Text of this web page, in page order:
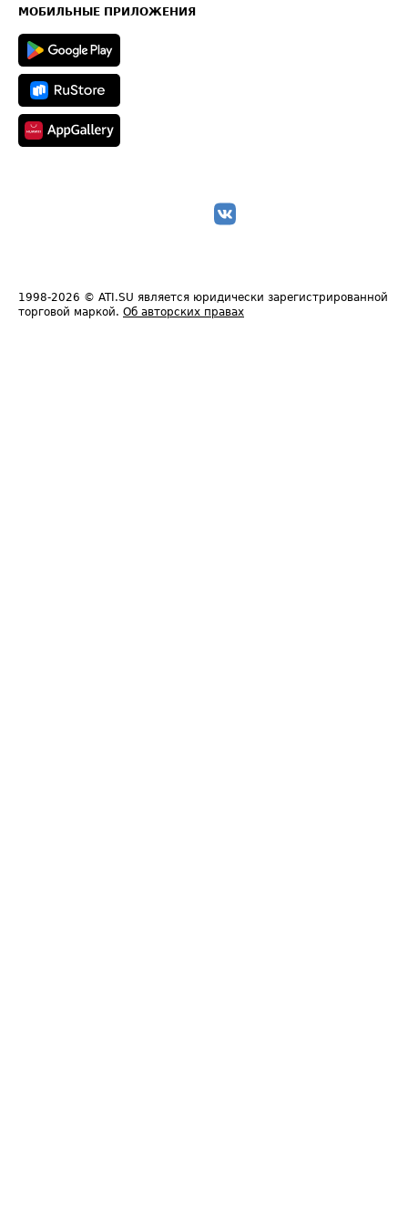
Техническая информация
МОБИЛЬНЫЕ ПРИЛОЖЕНИЯ
1998-2026 © ATI.SU является юридически зарегистрированной
торговой маркой. Об авторских правах